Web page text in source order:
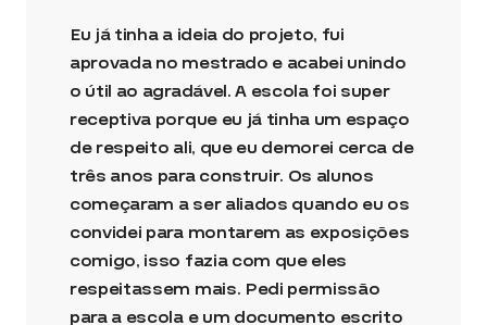
Eu já tinha a ideia do projeto, fui
aprovada no mestrado e acabei unindo
o útil ao agradável. A escola foi super
receptiva porque eu já tinha um espaço
de respeito ali, que eu demorei cerca de
três anos para construir. Os alunos
começaram a ser aliados quando eu os
convidei para montarem as exposições
comigo, isso fazia com que eles
respeitassem mais. Pedi permissão
para a escola e um documento escrito